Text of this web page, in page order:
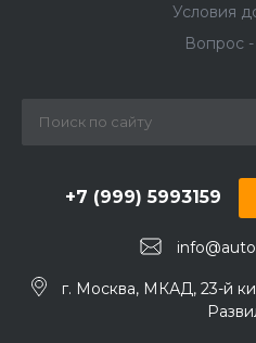
Условия
Вопрос -
+7 (999) 5993159
г. Москва, МКАД, 23-й